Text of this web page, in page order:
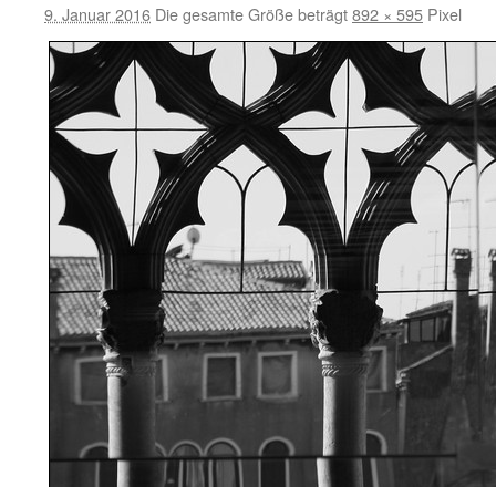
9. Januar 2016 Die gesamte Größe beträgt892 × 595 Pixel